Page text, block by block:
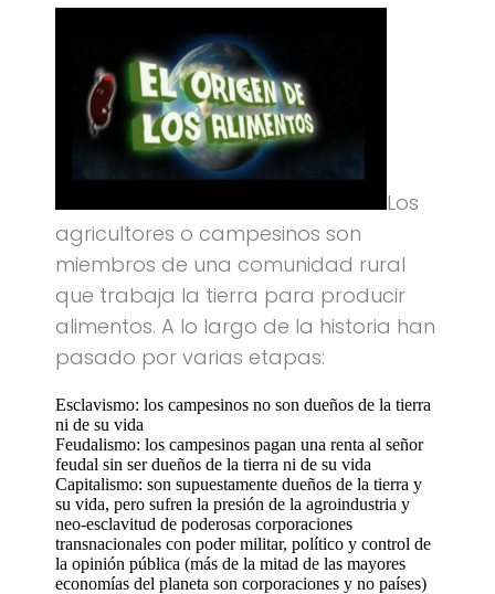
Los
agricultores o campesinos son
miembros de una comunidad rural
que trabaja la tierra para producir
alimentos. A lo largo de la historia han
pasado por varias etapas:
Esclavismo: los campesinos no son dueños de la tierra
ni de su vida
Feudalismo: los campesinos pagan una renta al señor
feudal sin ser dueños de la tierra ni de su vida
Capitalismo: son supuestamente dueños de la tierra y
su vida, pero sufren la presión de la agroindustria y
neo-esclavitud de poderosas corporaciones
transnacionales con poder militar, político y control de
la opinión pública (más de la mitad de las mayores
economías del planeta son corporaciones y no países)